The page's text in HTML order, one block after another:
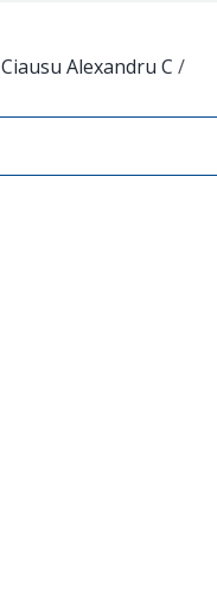
Ciausu Alexandru C /